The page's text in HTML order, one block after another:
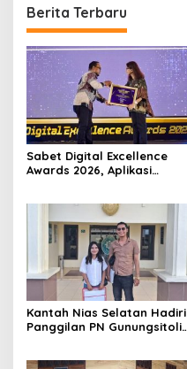
Berita Terbaru
Sabet Digital Excellence
Awards 2026, Aplikasi
Kantah Nias Selatan Hadiri
Panggilan PN Gunungsitoli